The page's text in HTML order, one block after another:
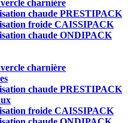
charnière
chaude PRESTIPACK
froide CAISSIPACK
chaude ONDIPACK
charnière
chaude PRESTIPACK
froide CAISSIPACK